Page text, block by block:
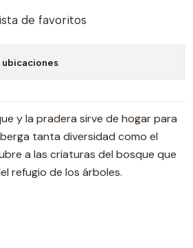
de favoritos
y la pradera sirve de hogar para
tanta diversidad como el
a las criaturas del bosque que
refugio de los árboles.